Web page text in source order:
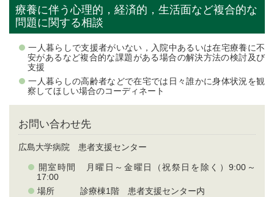
療養に伴う心理的，経済的，生活面など複合的な
問題に関する相談
一人暮らしで支援者がいない，入院中あるいは在宅療養に不
安があるなど複合的な課題がある場合の解決方法の検討及び
支援
一人暮らしの高齢者などで在宅では日々誰かに身体状況を観
察してほしい場合のコーディネート
お問い合わせ先
広島大学病院 患者支援センター
開室時間 月曜日～金曜日（祝祭日を除く）9:00～
17:00
場所 診療棟1階 患者支援センター内